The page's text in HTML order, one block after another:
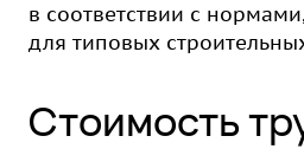
в соответствии с
для типовых
Стоимость